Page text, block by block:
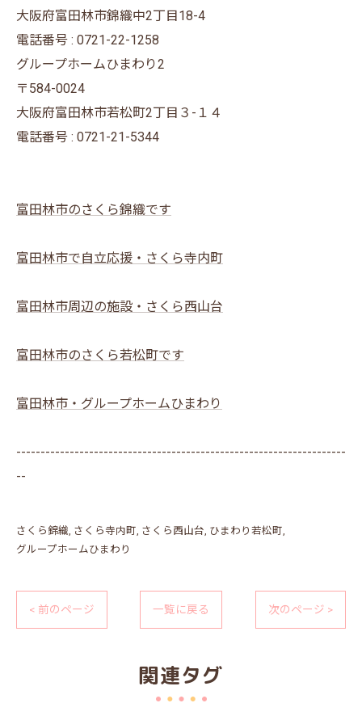
大阪府富田林市錦織中2丁目18-4
電話番号 : 0721-22-1258
グループホームひまわり2
〒584-0024
大阪府富田林市若松町2丁目３-１４
電話番号 : 0721-21-5344
富田林市のさくら錦織です
富田林市で自立応援・さくら寺内町
富田林市周辺の施設・さくら西山台
富田林市のさくら若松町です
富田林市・グループホームひまわり
--------------------------------------------------------------------
--
さくら錦織 さくら寺内町 さくら西山台 ひまわり若松町
グループホームひまわり
< 前のページ 一覧に戻る 次のページ >
関連タグ